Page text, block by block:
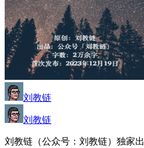
刘教链
刘教链
刘教链（公众号：刘教链）独家出